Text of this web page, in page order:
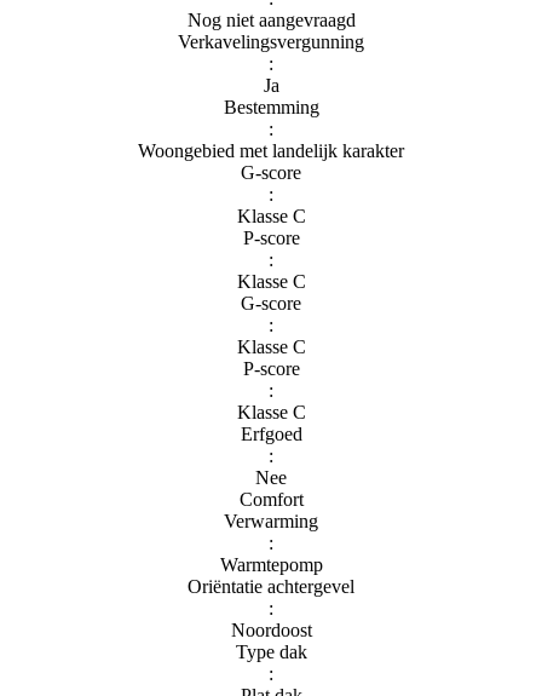
Nog niet aangevraagd
Verkavelingsvergunning
:
Ja
Bestemming
:
Woongebied met landelijk karakter
G-score
:
Klasse C
P-score
:
Klasse C
G-score
:
Klasse C
P-score
:
Klasse C
Erfgoed
:
Nee
Comfort
Verwarming
:
Warmtepomp
Oriëntatie achtergevel
:
Noordoost
Type dak
: